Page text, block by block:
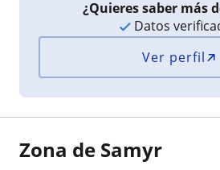
¿Quieres saber más
Datos
Ver perfil
Zona de Samyr